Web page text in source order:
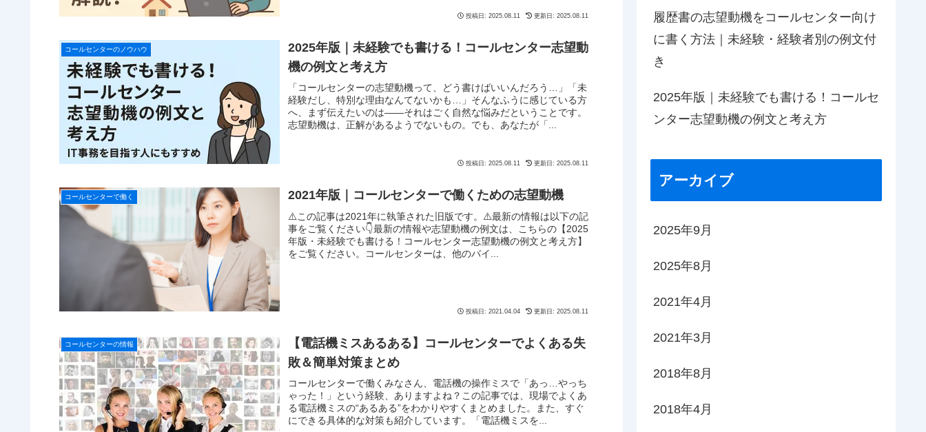
投稿日: 2025.08.11 更新日: 2025.08.11
コールセンターのノウハウ
2025年版｜未経験でも書ける！コールセンター志望動
機の例文と考え方
「コールセンターの志望動機って、どう書けばいいんだろう…」「未
経験だし、特別な理由なんてないかも…」そんなふうに感じている方
へ、まず伝えたいのは――それはごく自然な悩みだということです。
志望動機は、正解があるようでないもの。でも、あなたが「...
投稿日: 2025.08.11 更新日: 2025.08.11
コールセンターで働く 2021年版｜コールセンターで働くための志望動機
⚠️この記事は2021年に執筆された旧版です。⚠️最新の情報は以下の記
事をご覧ください👇最新の情報や志望動機の例文は、こちらの【2025
年版・未経験でも書ける！コールセンター志望動機の例文と考え方】
をご覧ください。コールセンターは、他のバイ...
投稿日: 2021.04.04 更新日: 2025.08.11
コールセンターの情報
【電話機ミスあるある】コールセンターでよくある失
敗＆簡単対策まとめ
コールセンターで働くみなさん、電話機の操作ミスで「あっ…やっち
ゃった！」という経験、ありますよね？この記事では、現場でよくあ
る電話機ミスの“あるある”をわかりやすくまとめました。また、すぐ
にできる具体的な対策も紹介しています。「電話機ミスを...
履歴書の志望動機をコールセンター向け
に書く方法｜未経験・経験者別の例文付
き
2025年版｜未経験でも書ける！コールセ
ンター志望動機の例文と考え方
アーカイブ
2025年9月
2025年8月
2021年4月
2021年3月
2018年8月
2018年4月